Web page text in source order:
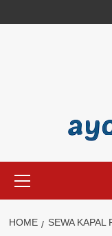
to
Menu
HOME SEWA KAPAL